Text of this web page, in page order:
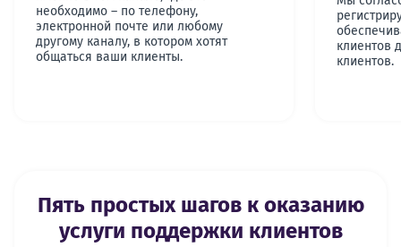
необходимо – по телефону,
электронной почте или любому
другому каналу, в котором хотят
общаться ваши клиенты.
клиентов
клиентов.
Пять простых шагов к оказанию
услуги поддержки клиентов